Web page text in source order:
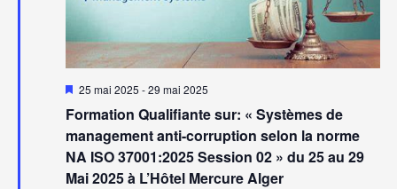
Mis
avant
25 mai 2025 -29 mai 2025
Formation Qualifiante sur: « Systèmes de
management anti-corruption selon la norme
NA ISO 37001:2025 Session 02 » du 25 au 29
Mai 2025 à L’Hôtel Mercure Alger